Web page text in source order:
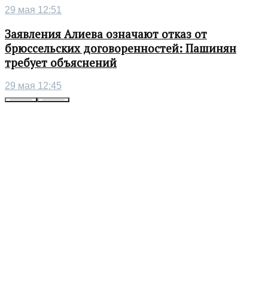
29 мая 12:51
Заявления Алиева означают отказ от
брюссельских договоренностей: Пашинян
требует объяснений
29 мая 12:45